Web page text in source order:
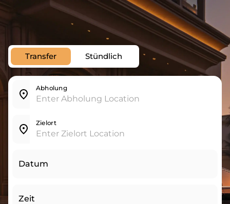
Transfer Stündlich
Abholung
Zielort
Datum
Zeit